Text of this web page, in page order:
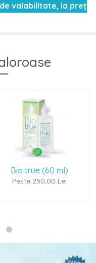
valabilitate, la preț
Renu